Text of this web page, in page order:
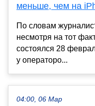
меньше, чем на
По словам
несмотря на тот
состоялся 28
у операторо...
04:00, 06 Мар